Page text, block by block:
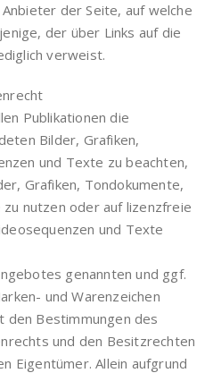
der Seite, auf welche
der über Links auf die
verweist.
Publikationen die
Bilder, Grafiken,
und Texte zu beachten,
Grafiken, Tondokumente,
nutzen oder auf lizenzfreie
und Texte
genannten und ggf.
und Warenzeichen
den Bestimmungen des
und den Besitzrechten
Eigentümer. Allein aufgrund